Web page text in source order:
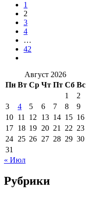
1
2
3
4
…
42
Август 2026
Пн Вт Ср Чт Пт Сб Вс
1
2
3
4 5 6 7 8
9
10 11 12 13 14 15 16
17 18 19 20 21 22 23
24 25 26 27 28 29 30
31
« Июл
Рубрики